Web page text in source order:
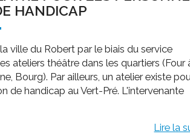
HANDICAP
ville du Robert par le biais du service
ateliers théâtre dans les quartiers (Four
Bourg). Par ailleurs, un atelier existe
de handicap au Vert-Pré. L'intervenante
Lire la